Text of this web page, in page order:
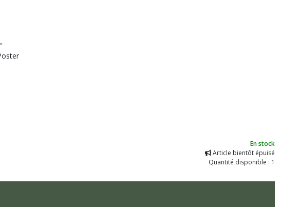
En stock
Article bientôt épuisé
Quantité disponible : 1